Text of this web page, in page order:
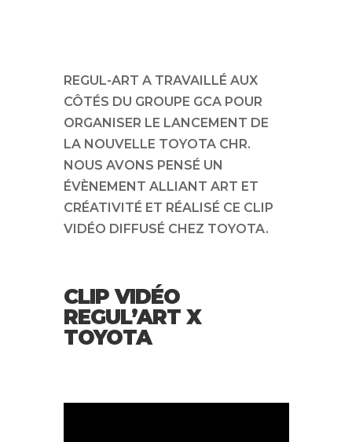
REGUL-ART A TRAVAILLÉ AUX
CÔTÉS DU GROUPE GCA POUR
ORGANISER LE LANCEMENT DE
LA NOUVELLE TOYOTA CHR.
NOUS AVONS PENSÉ UN
ÉVÈNEMENT ALLIANT ART ET
CRÉATIVITÉ ET RÉALISÉ CE CLIP
VIDÉO DIFFUSÉ CHEZ TOYOTA.
CLIP VIDÉO
REGUL’ART X
TOYOTA